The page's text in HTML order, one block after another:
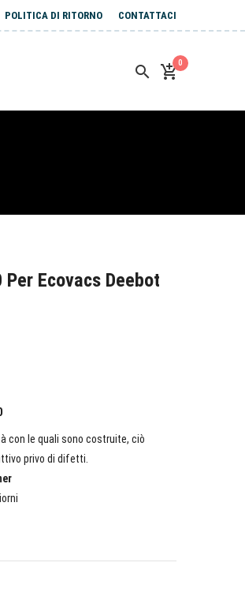
POLITICA DI RITORNO CONTATTACI
0
Ecovacs Deebot
con le quali sono costruite, ciò
privo di difetti.